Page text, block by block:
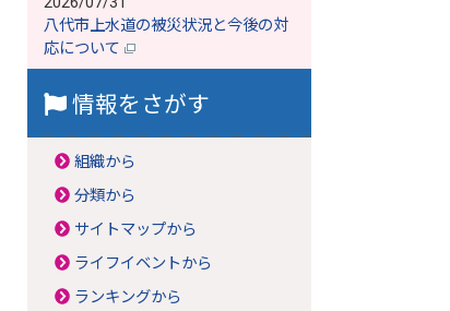
八代市上水道の被災状況と今後の対
応について
情報をさがす
組織から
分類から
サイトマップから
ライフイベントから
ランキングから